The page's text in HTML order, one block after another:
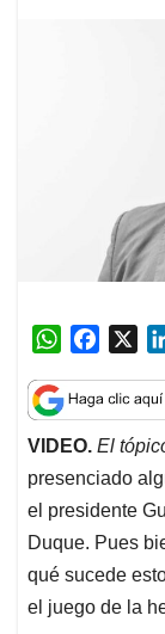
W
a
t
s
A
p
p
c
e
b
o
o
k
VIDEO. El
presenciado
el presidente
Duque. Pues
qué sucede
el juego de la